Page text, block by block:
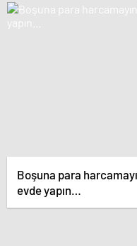
Boşuna para
evde yapın…